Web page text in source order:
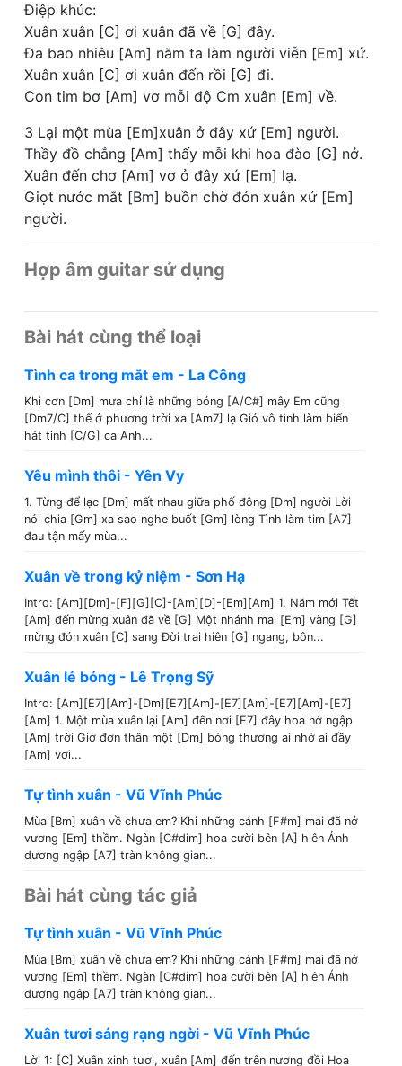
Điệp khúc:
Xuân xuân [C] ơi xuân đã về [G] đây.
Đa bao nhiêu [Am] năm ta làm người viễn [Em] xứ.
Xuân xuân [C] ơi xuân đến rồi [G] đi.
Con tim bơ [Am] vơ mỗi độ Cm xuân [Em] về.
3 Lại một mùa [Em]xuân ở đây xứ [Em] người.
Thầy đồ chẳng [Am] thấy mỗi khi hoa đào [G] nở.
Xuân đến chơ [Am] vơ ở đây xứ [Em] lạ.
Giọt nước mắt [Bm] buồn chờ đón xuân xứ [Em]
người.
Hợp âm guitar sử dụng
Bài hát cùng thể loại
Tình ca trong mắt em - La Công
Khi cơn [Dm] mưa chỉ là những bóng [A/C#] mây Em cũng
[Dm7/C] thế ở phương trời xa [Am7] lạ Gió vô tình làm biển
hát tình [C/G] ca Anh...
Yêu mình thôi - Yên Vy
1. Từng để lạc [Dm] mất nhau giữa phố đông [Dm] người Lời
nói chia [Gm] xa sao nghe buốt [Gm] lòng Tình làm tim [A7]
đau tận mấy mùa...
Xuân về trong kỷ niệm - Sơn Hạ
Intro: [Am][Dm]-[F][G][C]-[Am][D]-[Em][Am] 1. Năm mới Tết
[Am] đến mừng xuân đã về [G] Một nhánh mai [Em] vàng [G]
mừng đón xuân [C] sang Đời trai hiên [G] ngang, bôn...
Xuân lẻ bóng - Lê Trọng Sỹ
Intro: [Am][E7][Am]-[Dm][E7][Am]-[E7][Am]-[E7][Am]-[E7]
[Am] 1. Một mùa xuân lại [Am] đến nơi [E7] đây hoa nở ngập
[Am] trời Giờ đơn thân một [Dm] bóng thương ai nhớ ai đầy
[Am] vơi...
Tự tình xuân - Vũ Vĩnh Phúc
Mùa [Bm] xuân về chưa em? Khi những cánh [F#m] mai đã nở
vương [Em] thềm. Ngàn [C#dim] hoa cười bên [A] hiên Ánh
dương ngập [A7] tràn không gian...
Bài hát cùng tác giả
Tự tình xuân - Vũ Vĩnh Phúc
Mùa [Bm] xuân về chưa em? Khi những cánh [F#m] mai đã nở
vương [Em] thềm. Ngàn [C#dim] hoa cười bên [A] hiên Ánh
dương ngập [A7] tràn không gian...
Xuân tươi sáng rạng ngời - Vũ Vĩnh Phúc
Lời 1: [C] Xuân xinh tươi, xuân [Am] đến trên nương đồi Hoa